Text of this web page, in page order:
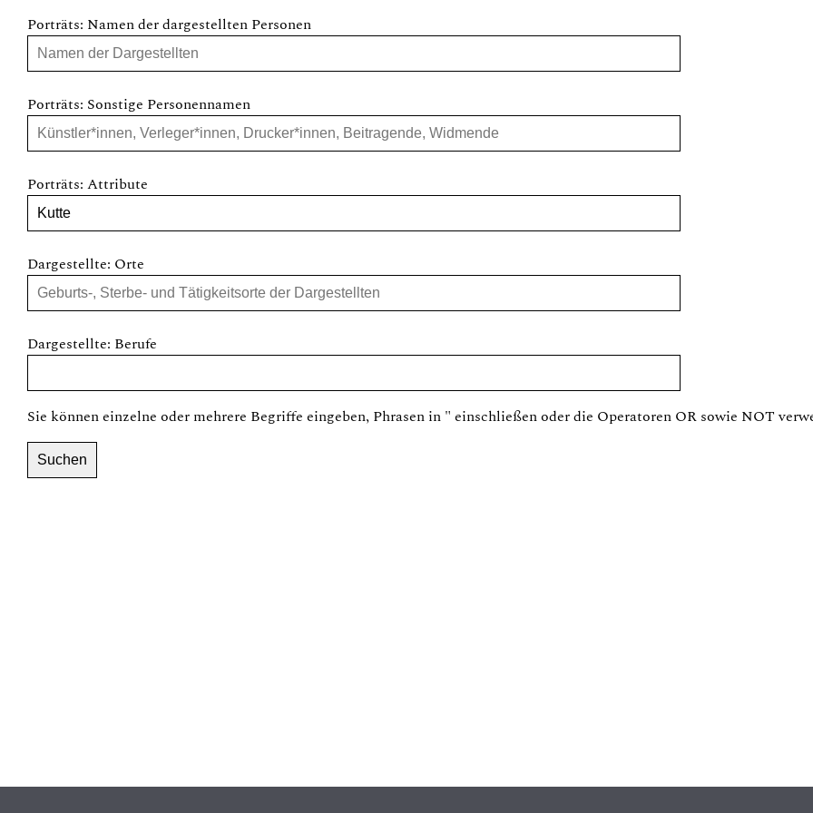
Porträts: Namen der dargestellten Personen
Porträts: Sonstige Personennamen
Porträts: Attribute
Dargestellte: Orte
Dargestellte: Berufe
Sie können einzelne oder mehrere Begriffe eingeben, Phrasen in " einschließen oder die Operatoren OR sowie NOT